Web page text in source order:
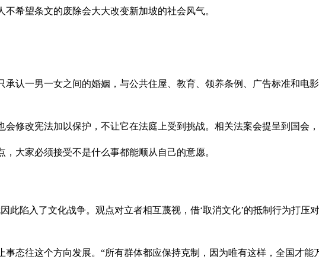
希望条文的废除会大大改变新加坡的社会风气。
认一男一女之间的婚姻，与公共住屋、教育、领养条例、广告标准和电
修改宪法加以保护，不让它在法庭上受到挑战。相关法案会提呈到国会，
大家必须接受不是什么事都能顺从自己的意愿。
此陷入了文化战争。观点对立者相互蔑视，借‘取消文化’的抵制行为打压
态往这个方向发展。“所有群体都应保持克制，因为唯有这样，全国才能